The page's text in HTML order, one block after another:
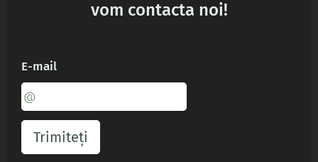
vom contacta noi!
E-mail
Trimiteți